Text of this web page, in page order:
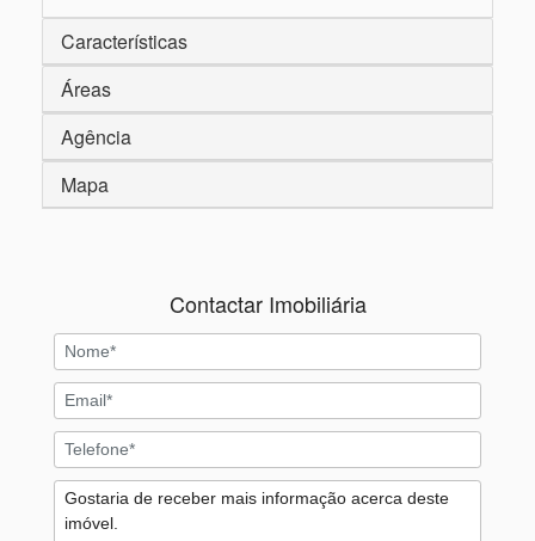
Características
Áreas
Agência
Mapa
Contactar Imobiliária